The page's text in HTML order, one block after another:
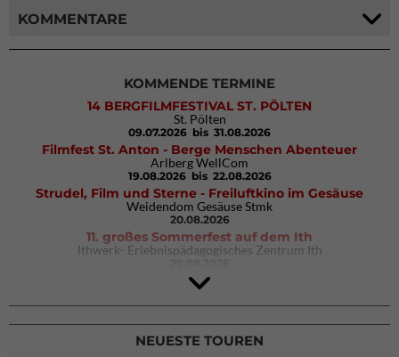
KOMMENTARE
KOMMENDE TERMINE
14 BERGFILMFESTIVAL ST. PÖLTEN
St. Pölten
09.07.2026 bis 31.08.2026
Filmfest St. Anton - Berge Menschen Abenteuer
Arlberg WellCom
19.08.2026 bis 22.08.2026
Strudel, Film und Sterne - Freiluftkino im Gesäuse
Weidendom Gesäuse Stmk
20.08.2026
11. großes Sommerfest auf dem Ith
Ithwerk- Erlebnispädagogisches Zentrum Ith
Rock Master Arco
Arco (IT)
02.10.2026bis 04.10.2026
NEUESTE TOUREN